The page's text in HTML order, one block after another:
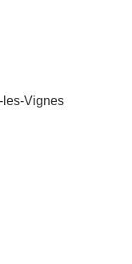
les-Vignes